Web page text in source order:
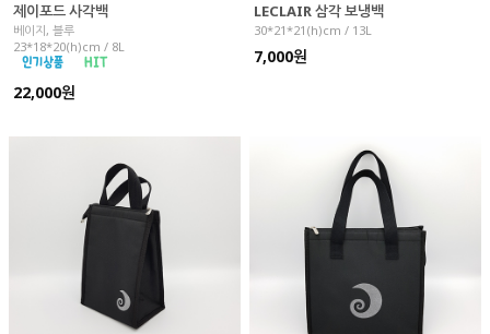
제이포드 사각백
베이지, 블루
23*18*20(h)cm / 8L
22,000원
LECLAIR 삼각 보냉백
30*21*21(h)cm / 13L
7,000원